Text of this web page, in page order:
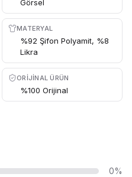
Görsel
MATERYAL
%92 Şifon Polyamit, %8
Likra
ORIJINAL ÜRÜN
%100 Orijinal
0%